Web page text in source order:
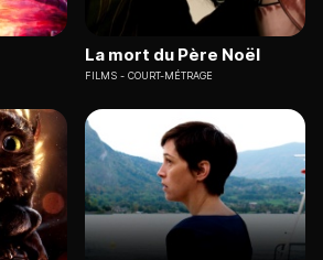
La mort du Père Noël
FILMS COURT-MÉTRAGE